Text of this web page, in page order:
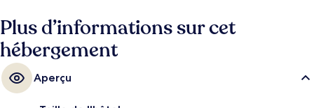
Plus d’informations sur cet
hébergement
Aperçu